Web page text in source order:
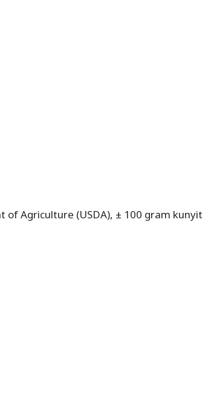
Agriculture (USDA), ± 100 gram kunyit